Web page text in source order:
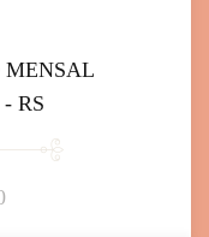
MENSAL
RS